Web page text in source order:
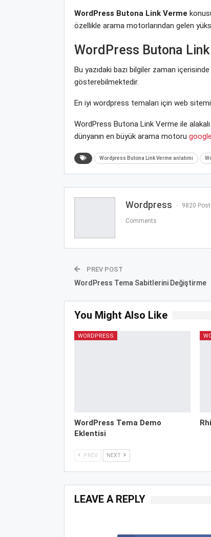
WordPress Butona Link Verme
özellikle arama motorlarından gelen
WordPress Butona
Bu yazıdaki bazı bilgiler zaman
gösterebilmektedir.
En iyi wordpress temaları için web
WordPress Butona Link Verme ile
dünyanın en büyük arama motoru google
Wordpress Butona Link Verme anlatımı
Wordpress 9820
Comments
PREV POST
WordPress Tema Sabitlerini Değiştirme
You Might Also Like
WORDPRESS
WordPress Tema Demo
Eklentisi
PREV NEXT
LEAVE A REPLY